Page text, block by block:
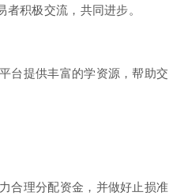
积极交流，共同进步。
台提供丰富的学资源，帮助交
合理分配资金，并做好止损准